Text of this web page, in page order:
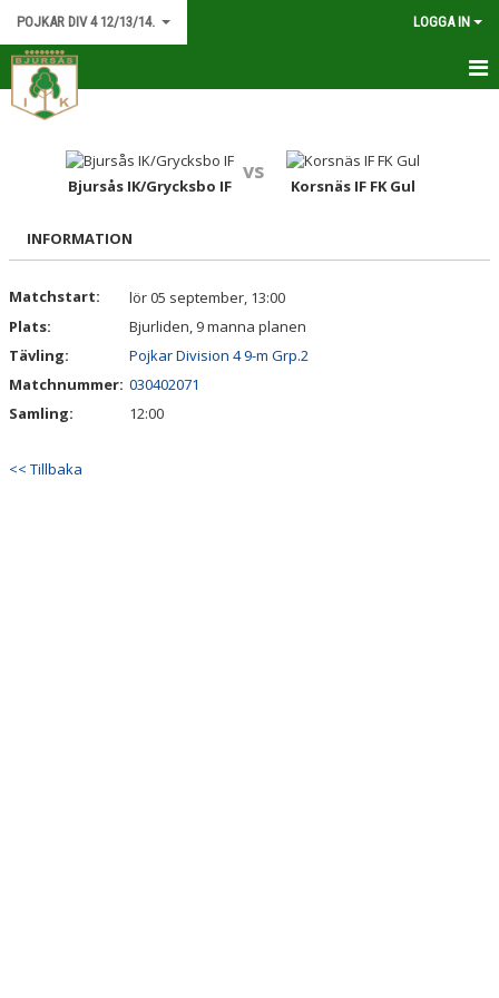
POJKAR DIV 4 12/13/14. LOGGA IN
HEM
NYHETER
MATCHER
TRUPPEN
DOKUMENT
Bjursås IK/Grycksbo IF
vs
Korsnäs IF FK Gul
INFORMATION
Matchstart:
lör 05 september, 13:00
Plats:
Bjurliden, 9 manna planen
Tävling:
Pojkar Division 4 9-m Grp.2
Matchnummer: 030402071
Samling:
12:00
<< Tillbaka